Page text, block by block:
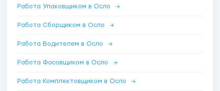
Работа Упаковщиком в Осло →
Работа Сборщиком в Осло →
Работа Водителем в Осло →
Работа Фасовщиком в Осло →
Работа Комплектовщиком в Осло →